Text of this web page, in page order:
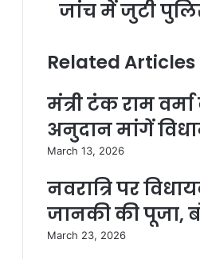
जांच में जुटी
Related Articles
मंत्री टंक राम
अनुदान मांगें
March 13, 2026
नवरात्रि पर
जानकी की पूजा,
March 23, 2026